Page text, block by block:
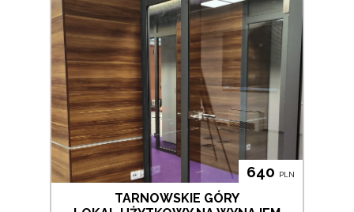
640 PLN
TARNOWSKIE GÓRY